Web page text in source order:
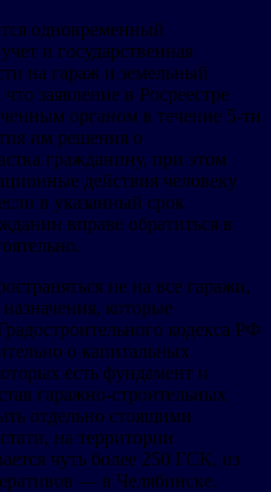
одновременный
и государственная
на гараж и земельный
заявление в Росреестре
органом в течение 5-ти
им решения о
гражданину, при этом
действия человеку
в указанный срок
вправе обратиться в
не на все гаражи,
которые
кодекса РФ
о капитальных
есть фундамент и
гаражно-строительных
отдельно стоящими
на территории
чуть более 250 ГСК, из
— в Челябинске.